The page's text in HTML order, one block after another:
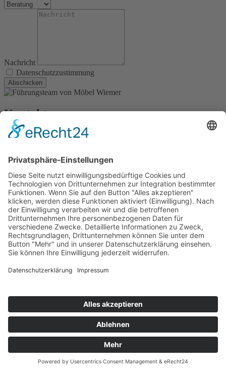
Nachricht
Datenschutzzustimmung
Abschicken
Kontakt
Möbel Wiemer GmbH & Co. KG
Telefon:02921 9670-0
Telefax:02921 77011
E-Mail:info@moebel-wiemer.de
Öffnungszeiten
Montag – Freitag 10 – 19 Uhr
Das Unternehmen
Geschichte
Philosophie